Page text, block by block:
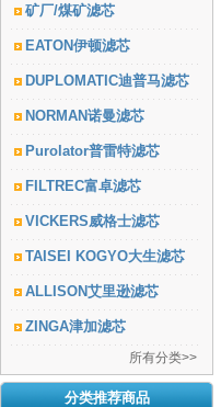
矿厂/煤矿滤芯
EATON伊顿滤芯
DUPLOMATIC迪普马滤芯
NORMAN诺曼滤芯
Purolator普雷特滤芯
FILTREC富卓滤芯
VICKERS威格士滤芯
TAISEI KOGYO大生滤芯
ALLISON艾里逊滤芯
ZINGA津加滤芯
所有分类>>
分类推荐商品